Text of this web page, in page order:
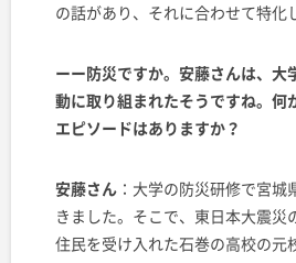
の話があり、それに合わせて特化
ーー防災ですか。安藤さんは、大
動に取り組まれたそうですね。何
エピソードはありますか？
安藤さん ：大学の防災研修で宮
きました。そこで、東日本大震災
住民を受け入れた石巻の高校の元